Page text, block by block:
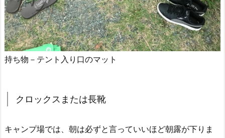
持ち物－テント入り口のマット
クロックスまたは長靴
キャンプ場では、朝は必ずと言っていいほど朝露が下りま